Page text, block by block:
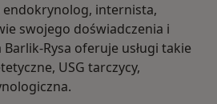
endokrynolog, internista,
swojego doświadczenia i
Rysa oferuje usługi takie
USG tarczycy,